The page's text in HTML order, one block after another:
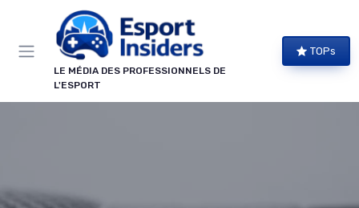
LE MÉDIA DES PROFESSIONNELS DE
L'ESPORT
TOPs
Panneau de gestion des cookies